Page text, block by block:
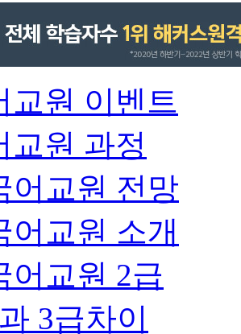
교원 이벤트
교원 과정
어교원 전망
어교원 소개
어교원 2급
3급차이